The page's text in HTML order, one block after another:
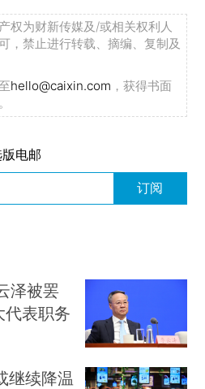
权为财新传媒及/或相关权利人
，禁止进行转载、摘编、复制及
hello@caixin.com ，获得书面
电邮
订阅
泽被罢
代表职务
继续降温